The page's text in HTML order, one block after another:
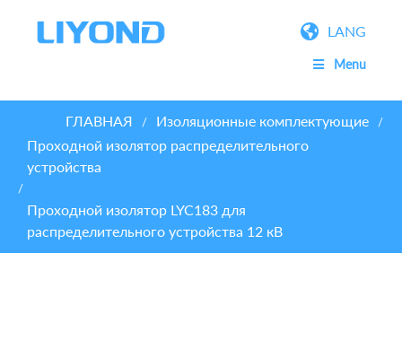
LANG
Menu
ГЛАВНАЯ / Изоляционные комплектующие /
Проходной изолятор распределительного
устройства
/
Проходной изолятор LYC183 для
распределительного устройства 12 кВ